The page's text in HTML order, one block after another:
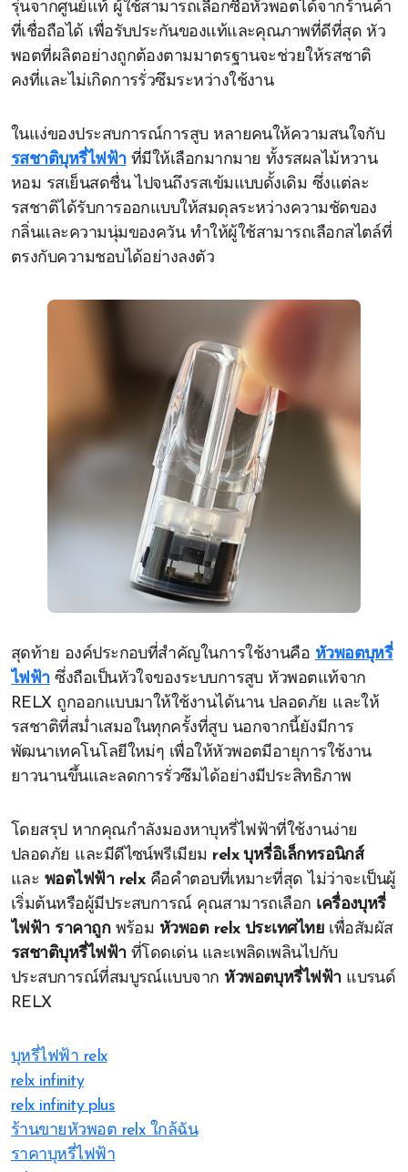
รุ่นจากศูนย์แท้ ผู้ใช้สามารถเลือกซื้อหัวพอตได้จากร้านค้า
ที่เชื่อถือได้ เพื่อรับประกันของแท้และคุณภาพที่ดีที่สุด หัว
พอตที่ผลิตอย่างถูกต้องตามมาตรฐานจะช่วยให้รสชาติ
คงที่และไม่เกิดการรั่วซึมระหว่างใช้งาน
ในแง่ของประสบการณ์การสูบ หลายคนให้ความสนใจกับ
รสชาติบุหรี่ไฟฟ้าที่มีให้เลือกมากมาย ทั้งรสผลไม้หวาน
หอม รสเย็นสดชื่น ไปจนถึงรสเข้มแบบดั้งเดิม ซึ่งแต่ละ
รสชาติได้รับการออกแบบให้สมดุลระหว่างความชัดของ
กลิ่นและความนุ่มของควัน ทำให้ผู้ใช้สามารถเลือกสไตล์ที่
ตรงกับความชอบได้อย่างลงตัว
สุดท้าย องค์ประกอบที่สำคัญในการใช้งานคือ หัวพอตบุหรี่
ไฟฟ้าซึ่งถือเป็นหัวใจของระบบการสูบ หัวพอตแท้จาก
RELX ถูกออกแบบมาให้ใช้งานได้นาน ปลอดภัย และให้
รสชาติที่สม่ำเสมอในทุกครั้งที่สูบ นอกจากนี้ยังมีการ
พัฒนาเทคโนโลยีใหม่ๆ เพื่อให้หัวพอตมีอายุการใช้งาน
ยาวนานขึ้นและลดการรั่วซึมได้อย่างมีประสิทธิภาพ
โดยสรุป หากคุณกำลังมองหาบุหรี่ไฟฟ้าที่ใช้งานง่าย
ปลอดภัย และมีดีไซน์พรีเมียม relx บุหรี่อิเล็กทรอนิกส์
และ พอตไฟฟ้า relxคือคำตอบที่เหมาะที่สุด ไม่ว่าจะเป็นผู้
เริ่มต้นหรือผู้มีประสบการณ์ คุณสามารถเลือก เครื่องบุหรี่
ไฟฟ้า ราคาถูกพร้อม หัวพอต relx ประเทศไทย เพื่อสัมผัส
รสชาติบุหรี่ไฟฟ้าที่โดดเด่น และเพลิดเพลินไปกับ
ประสบการณ์ที่สมบูรณ์แบบจาก หัวพอตบุหรี่ไฟฟ้าแบรนด์
RELX
บุหรี่ไฟฟ้า relx
relx infinity
relx infinity plus
ร้านขายหัวพอต relx ใกล้ฉัน
ราคาบุหรี่ไฟฟ้า